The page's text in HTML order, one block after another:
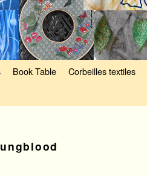
Book Table Corbeilles textiles